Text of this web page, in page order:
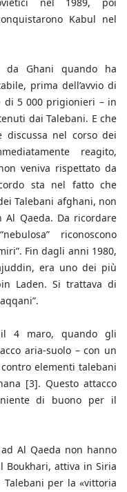
Kabul nel
da Ghani quando ha
prima dell’avvio di
di 5 000 prigionieri – in
dai Talebani. E che
discussa nel corso dei
reagito,
veniva rispettato da
sta nel fatto che
Talebani afghani, non
Qaeda. Da ricordare
riconoscono
Fin dagli anni 1980,
era uno dei più
Laden. Si trattava di
4 maro, quando gli
aria-suolo – con un
elementi talebani
[3]. Questo attacco
niente di buono per il
Al Qaeda non hanno
Boukhari, attiva in Siria
per la «vittoria